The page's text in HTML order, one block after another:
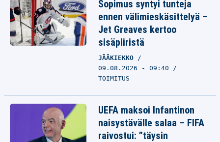
Sopimus syntyi tunteja
ennen välimieskäsittelyä –
Jet Greaves kertoo
sisäpiiristä
JÄÄKIEKKO
09.08.2026 - 09:40
TOIMITUS
UEFA maksoi Infantinon
naisystävälle salaa – FIFA
raivostui: ”täysin